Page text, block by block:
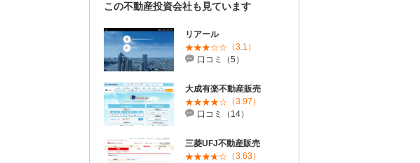
この不動産投資会社も見ています
リアール
（3.1）
口コミ（5）
大成有楽不動産販売
（3.97）
口コミ（14）
三菱UFJ不動産販売
（3.63）